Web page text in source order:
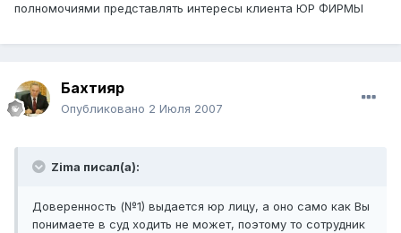
полномочиями представлять интересы клиента ЮР ФИРМЫ
Бахтияр
Опубликовано 2 Июля 2007
Zima писал(а):
Доверенность (№1) выдается юр лицу, а оно само как Вы
понимаете в суд ходить не может, поэтому то сотрудник